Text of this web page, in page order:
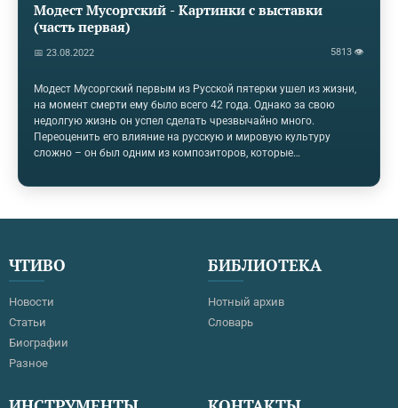
Модест Мусоргский - Картинки с выставки
(часть первая)
📅 23.08.2022 5813 👁
Модест Мусоргский первым из Русской пятерки ушел из жизни,
на момент смерти ему было всего 42 года. Однако за свою
недолгую жизнь он успел сделать чрезвычайно много.
Переоценить его влияние на русскую и мировую культуру
сложно – он был одним из композиторов, которые
жанры творчества Мусоргского – опера, вокальные и
выставки”, чтобы познакомиться особенностями
архитекторе Викторе Гартмане. Это было не первое…
ЧТИВО
Новости
Статьи
Биографии
Разное
БИБЛИОТЕКА
Нотный архив
Словарь